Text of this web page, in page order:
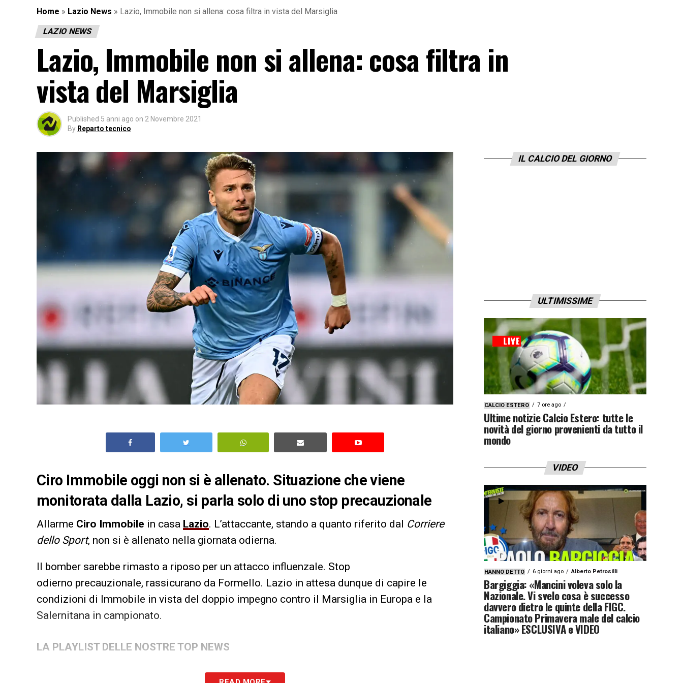
Home » Lazio News » Lazio, Immobile non si allena: cosa filtra in vista del Marsiglia
LAZIO NEWS
Lazio, Immobile non si allena: cosa filtra in
vista del Marsiglia
Published 5 anni ago on 2 Novembre 2021
By Reparto tecnico
Ciro Immobile oggi non si è allenato. Situazione che viene
monitorata dalla Lazio, si parla solo di uno stop precauzionale
Allarme Ciro Immobile in casa Lazio. L’attaccante, stando a quanto riferito dal Corriere
dello Sport, non si è allenato nella giornata odierna.
Il bomber sarebbe rimasto a riposo per un attacco influenzale. Stop
odierno precauzionale, rassicurano da Formello. Lazio in attesa dunque di capire le
condizioni di Immobile in vista del doppio impegno contro il Marsiglia in Europa e la
Salernitana in campionato.
LA PLAYLIST DELLE NOSTRE TOP NEWS
IL CALCIO DEL GIORNO
ULTIMISSIME
CALCIO ESTERO 7 ore ago
Ultime notizie Calcio Estero: tutte le
novità del giorno provenienti da tutto il
mondo
VIDEO
HANNO DETTO 6 giorni ago Alberto Petrosilli
Bargiggia: «Mancini voleva solo la
Nazionale. Vi svelo cosa è successo
davvero dietro le quinte della FIGC.
Campionato Primavera male del calcio
italiano» ESCLUSIVA e VIDEO